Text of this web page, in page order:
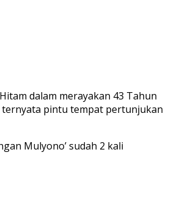
dalam merayakan 43 Tahun
ternyata pintu tempat pertunjukan
Mulyono’ sudah 2 kali